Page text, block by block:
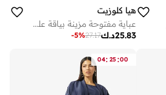
هيا كلوزيت
عباية مفتوحة مزينة بياقة على شكل حرف
د.ك25.83
27.17
-5%
04: 25:00